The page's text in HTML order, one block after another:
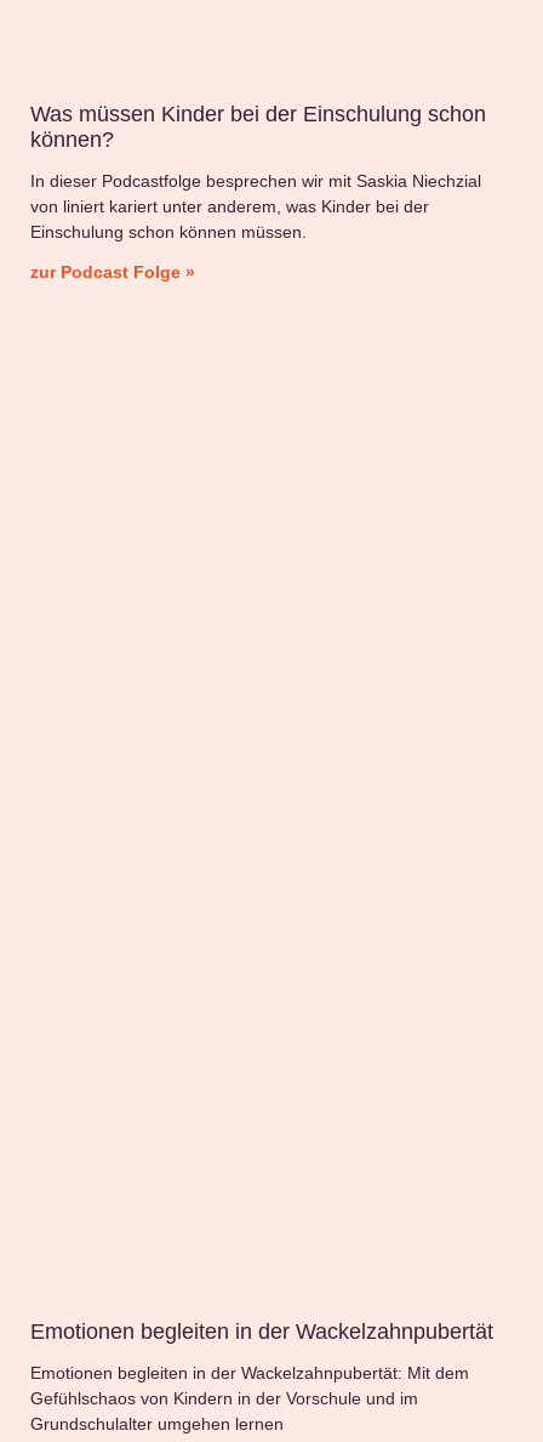
Was müssen Kinder bei der Einschulung schon
können?
In dieser Podcastfolge besprechen wir mit Saskia Niechzial
von liniert kariert unter anderem, was Kinder bei der
Einschulung schon können müssen.
zur Podcast Folge »
Emotionen begleiten in der Wackelzahnpubertät
Emotionen begleiten in der Wackelzahnpubertät: Mit dem
Gefühlschaos von Kindern in der Vorschule und im
Grundschulalter umgehen lernen